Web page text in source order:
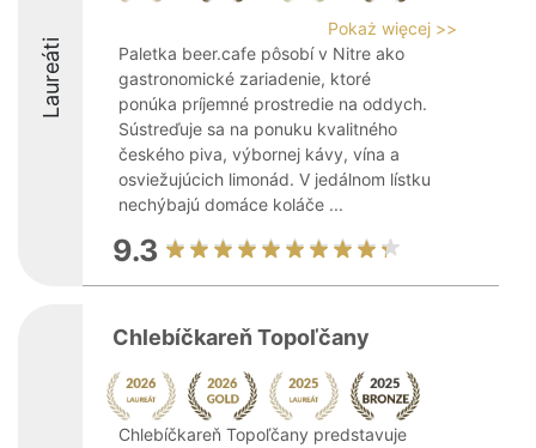
Laureáti
Pokaż więcej >>
Paletka beer.cafe pôsobí v Nitre ako
gastronomické zariadenie, ktoré
ponúka príjemné prostredie na oddych.
Sústreďuje sa na ponuku kvalitného
českého piva, výbornej kávy, vína a
osviežujúcich limonád. V jedálnom lístku
nechýbajú domáce koláče ...
9.3
Chlebíčkareň Topoľčany
Chlebíčkareň Topoľčany predstavuje